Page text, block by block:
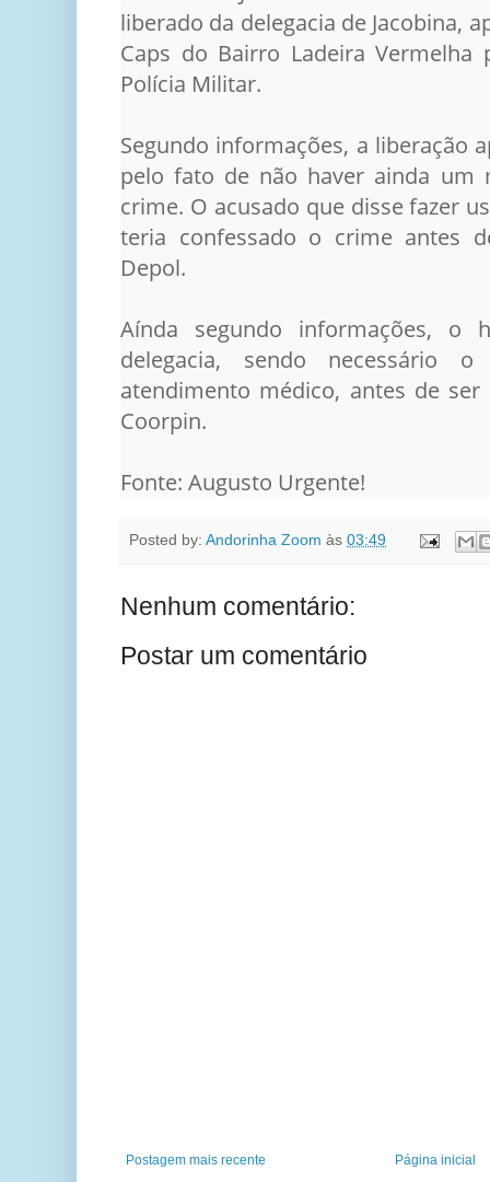
liberado da delegacia de Jacobina,
Caps do Bairro Ladeira Vermelha
Polícia Militar.
Segundo informações, a liberação
pelo fato de não haver ainda um
crime. O acusado que disse fazer
teria confessado o crime antes
Depol.
Aínda segundo informações, o
delegacia, sendo necessário o
atendimento médico, antes de
Coorpin.
Fonte: Augusto Urgente!
Posted by: Andorinha Zoom às 03:49
Nenhum comentário:
Postar um comentário
Postagem mais recente Página inicial